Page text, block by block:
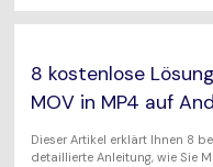
8 kostenlose
MOV in MP4 auf
Dieser Artikel erklärt Ihnen 8
detaillierte Anleitung, wie Sie